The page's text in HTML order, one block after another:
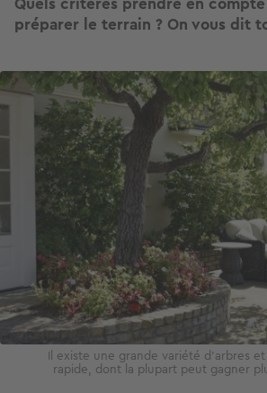
préparer le terrain ? On vous dit
Image
Il existe une grande variété d'arbres
rapide, dont la plupart peut gagner